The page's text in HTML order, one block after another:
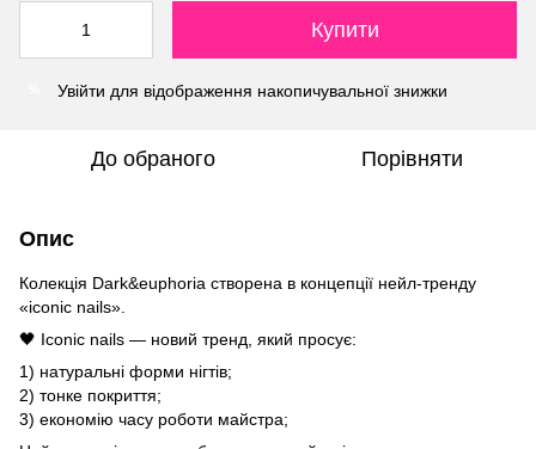
Купити
Увійти для відображення накопичувальної знижки
До обраного Порівняти
Опис
Колекція Dark&euphoria створена в концепції нейл-тренду
«iconic nails».
🖤 ​​​Iconic nails — новий тренд, який просує:
1) натуральні форми нігтів;
2) тонке покриття;
3) економію часу роботи майстра;